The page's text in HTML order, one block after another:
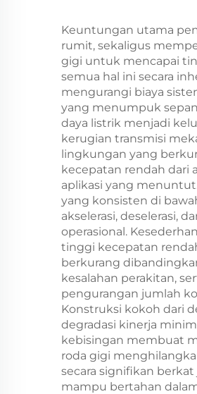
Keuntungan utama
rumit, sekaligus
gigi untuk mencapai
semua hal ini secara
mengurangi biaya
yang menumpuk
daya listrik menjadi
kerugian transmisi
lingkungan yang
kecepatan rendah dari
aplikasi yang
yang konsisten di
akselerasi, deselerasi,
operasional.
tinggi kecepatan
berkurang
kesalahan perakitan,
pengurangan jumlah
Konstruksi kokoh dari
degradasi kinerja
kebisingan membuat
roda gigi
secara signifikan
mampu bertahan